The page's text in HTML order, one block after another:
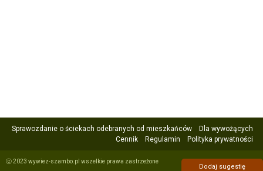
Sprawozdanie o ściekach odebranych od mieszkańców
Dla wywożących
Cennik
Regulamin Polityka prywatności
ⓒ 2023 wywiez-szambo.pl wszelkie prawa zastrzeżone
Dodaj sugestię